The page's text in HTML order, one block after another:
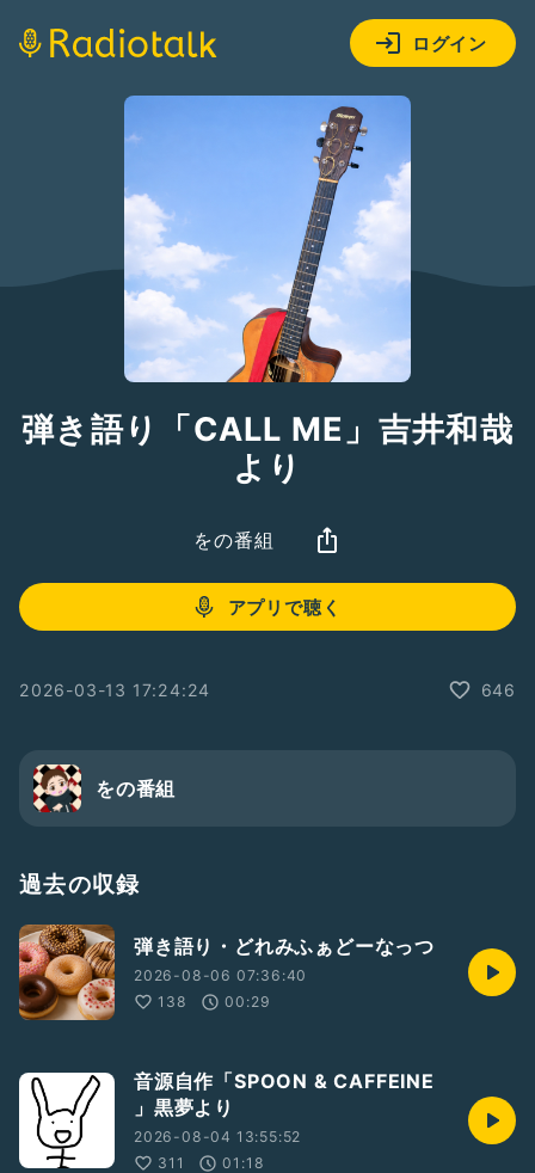
ログイン
弾き語り「CALL ME」吉井和哉
より
をの番組
アプリで聴く
2026-03-13 17:24:24 646
をの番組
過去の収録
弾き語り・どれみふぁどーなっつ
2026-08-06 07:36:40
138
00:29
音源自作「SPOON & CAFFEINE
」黒夢より
2026-08-04 13:55:52
311
01:18